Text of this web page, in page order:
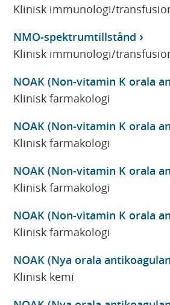
Klinisk immunologi/
NMO-spektrumtillstånd
Klinisk immunologi/
NOAK (Non-vitamin K orala
Klinisk farmakologi
NOAK (Non-vitamin K orala
Klinisk farmakologi
NOAK (Non-vitamin K orala
Klinisk farmakologi
NOAK (Non-vitamin K orala
Klinisk farmakologi
NOAK (Nya orala
Klinisk kemi